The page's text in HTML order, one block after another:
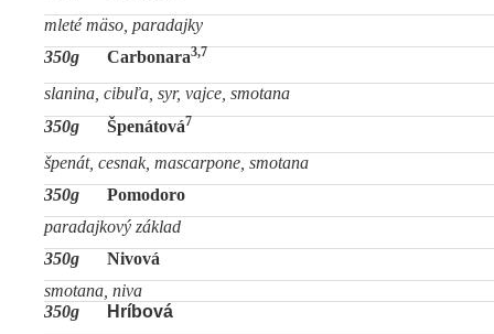
mleté mäso, paradajky
350g
Carbonara3,7
slanina, cibuľa, syr, vajce, smotana
350g
Špenátová7
špenát, cesnak, mascarpone, smotana
350g
Pomodoro
paradajkový základ
350g
Nivová
smotana, niva
350g
Hríbová